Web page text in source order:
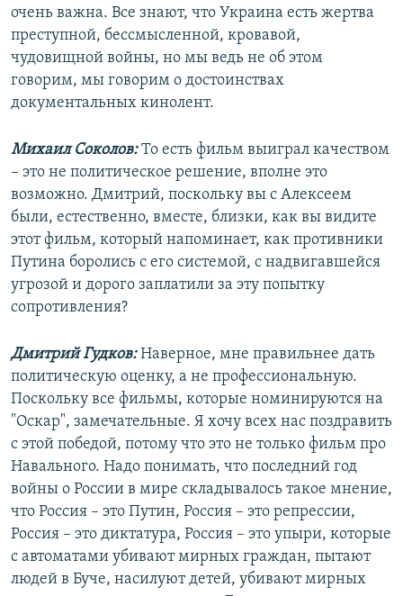
очень важна. Все знают, что Украина есть жертва
преступной, бессмысленной, кровавой,
чудовищной войны, но мы ведь не об этом
говорим, мы говорим о достоинствах
документальных кинолент.
Михаил Соколов:То есть фильм выиграл качеством
– это не политическое решение, вполне это
возможно. Дмитрий, поскольку вы с Алексеем
были, естественно, вместе, близки, как вы видите
этот фильм, который напоминает, как противники
Путина боролись с его системой, с надвигавшейся
угрозой и дорого заплатили за эту попытку
сопротивления?
Дмитрий Гудков:Наверное, мне правильнее дать
политическую оценку, а не профессиональную.
Поскольку все фильмы, которые номинируются на
"Оскар", замечательные. Я хочу всех нас поздравить
с этой победой, потому что это не только фильм про
Навального. Надо понимать, что последний год
войны о России в мире складывалось такое мнение,
что Россия – это Путин, Россия – это репрессии,
Россия – это диктатура, Россия – это упыри, которые
с автоматами убивают мирных граждан, пытают
людей в Буче, насилуют детей, убивают мирных